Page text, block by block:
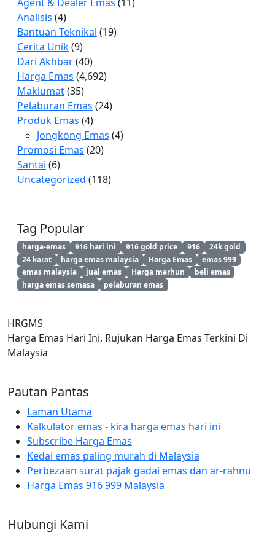
Analisis (4)
Bantuan Teknikal (19)
Cerita Unik(9)
Dari Akhbar(40)
Harga Emas (4,692)
Maklumat(35)
Pelaburan Emas (24)
Produk Emas (4)
Jongkong Emas (4)
Promosi Emas (20)
Santai (6)
Uncategorized (118)
Tag Popular
harga-emas 916 hari ini 916 gold price 916
24k gold
24 karat
harga emas malaysia Harga Emas
emas 999
emas malaysia
jual emas Harga marhun
beli emas
harga emas semasa
pelaburan emas
HRGMS
Harga Emas Hari Ini, Rujukan Harga Emas Terkini Di
Malaysia
Pautan Pantas
Laman Utama
Kalkulator emas - kira harga emas hari ini
Subscribe Harga Emas
Kedai emas paling murah di Malaysia
Perbezaan surat pajak gadai emas dan ar-rahnu
Harga Emas 916 999 Malaysia
Hubungi Kami